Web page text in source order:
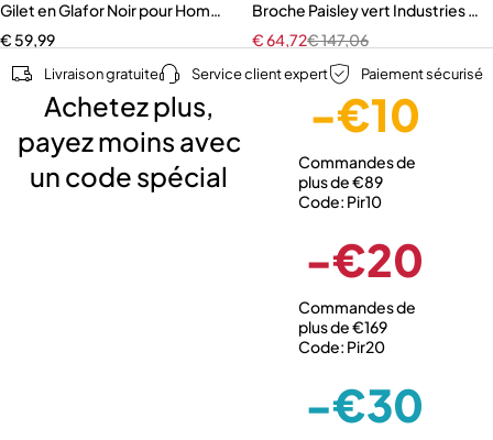
Gilet en Glafor Noir pour Homme
€ 59,99
Broche Paisley vert Industries
€147,06
€64,72
Livraison gratuite Service client expert Paiement sécurisé
Achetez plus,
payez moins avec
un code spécial
-€10
Commandes de
plus de €89
Code: Pir10
-€20
Commandes de
plus de €169
Code: Pir20
-€30